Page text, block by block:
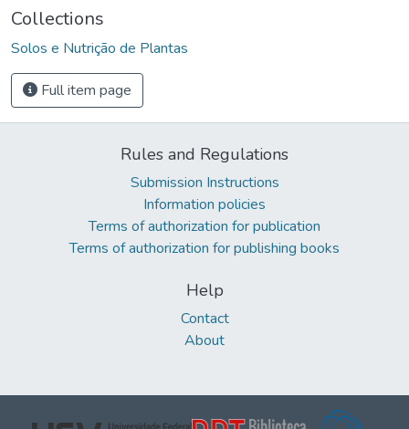
Collections
Solos e Nutrição de Plantas
Full item page
Rules and Regulations
Submission Instructions
Information policies
Terms of authorization for publication
Terms of authorization for publishing books
Help
Contact
About